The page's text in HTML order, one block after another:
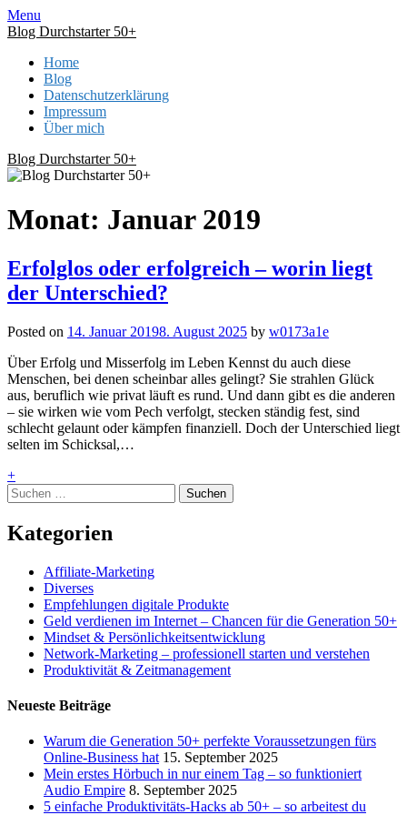
Skip
to
Menu
Blog Durchstarter 50+
Home
Blog
Datenschutzerklärung
Impressum
Über mich
Blog Durchstarter 50+
Monat: Januar 2019
Erfolglos oder erfolgreich – worin liegt
der Unterschied?
Posted on 14. Januar 20198. August 2025 by w0173a1e
Über Erfolg und Misserfolg im Leben Kennst du auch diese
Menschen, bei denen scheinbar alles gelingt? Sie strahlen Glück
aus, beruflich wie privat läuft es rund. Und dann gibt es die anderen
– sie wirken wie vom Pech verfolgt, stecken ständig fest, sind
schlecht gelaunt oder kämpfen finanziell. Doch der Unterschied liegt
selten im Schicksal,…
+
Suchen
nach:
Kategorien
Affiliate-Marketing
Diverses
Empfehlungen digitale Produkte
Geld verdienen im Internet – Chancen für die Generation 50+
Mindset & Persönlichkeitsentwicklung
Network-Marketing – professionell starten und verstehen
Produktivität & Zeitmanagement
Neueste Beiträge
Warum die Generation 50+ perfekte Voraussetzungen fürs
Online-Business hat 15. September 2025
Mein erstes Hörbuch in nur einem Tag – so funktioniert
Audio Empire 8. September 2025
5 einfache Produktivitäts-Hacks ab 50+ – so arbeitest du